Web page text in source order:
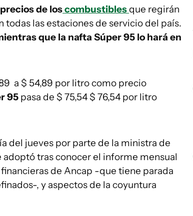
de loscombustiblesque regirán
todas las estaciones de servicio del país.
que la nafta Súper 95 lo hará en
a $ 54,89 por litro como precio
95 pasa de $ 75,54 $ 76,54 por litro
del jueves por parte de la ministra de
adoptó tras conocer el informe mensual
de Ancap -que tiene parada
, y aspectos de la coyuntura